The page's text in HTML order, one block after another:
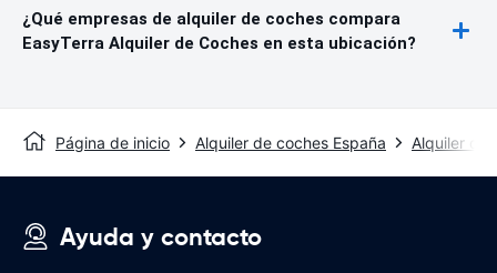
¿Qué empresas de alquiler de coches compara
EasyTerra Alquiler de Coches en esta ubicación?
Página de inicio Alquiler de coches España Alquiler de
Ayuda y contacto